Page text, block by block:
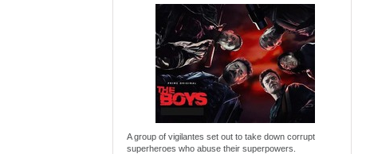
A group of vigilantes set out to take down corrupt
superheroes who abuse their superpowers.